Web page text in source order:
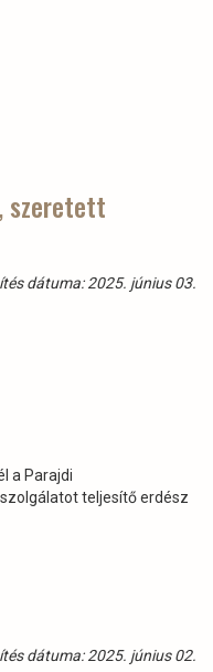
szeretett
dátuma: 2025. június 03.
a Parajdi
teljesítő erdész
dátuma: 2025. június 02.